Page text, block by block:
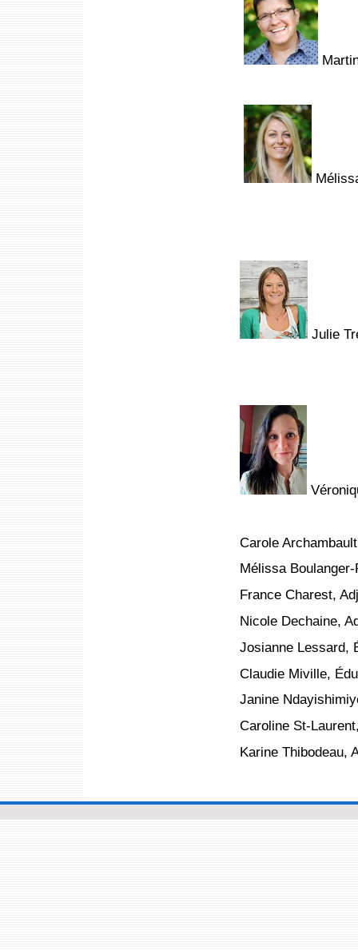
Julie
Carole
Mélissa
France Charest,
Nicole Dechaine,
Josianne Lessard,
Claudie Miville,
Janine
Caroline St-
Karine Thibodeau,